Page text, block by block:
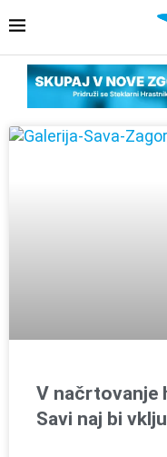
V načrtovanje
Savi naj bi